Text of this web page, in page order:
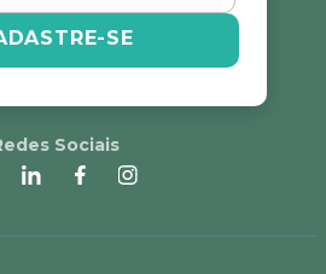
SE
Sociais